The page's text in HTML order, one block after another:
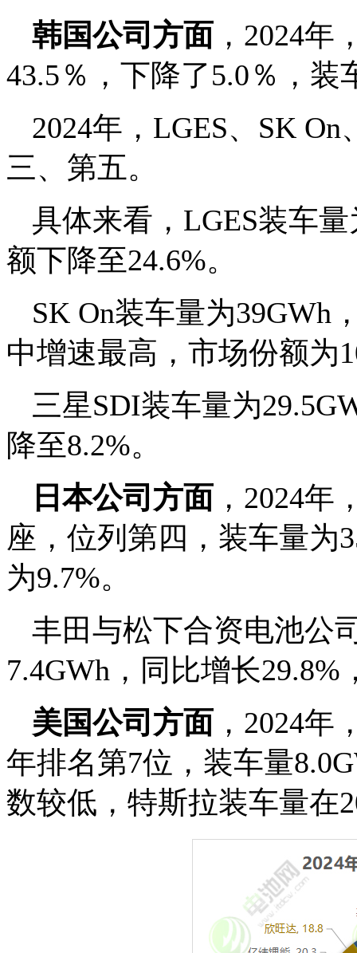
韩国公司方面 ，2024
43.5％，下降了5.0％，装
2024年，LGES、SK
三、第五。
具体来看，LGES装车
额下降至24.6%。
SK On装车量为39GWh
中增速最高，市场份额为
三星SDI装车量为
降至8.2%。
日本公司方面 ，2024
座，位列第四，装车量为
为9.7%。
丰田与松下合资电池公
7.4GWh，同比增长29.8%
美国公司方面 ，2024
年排名第7位，装车量
数较低，特斯拉装车量在